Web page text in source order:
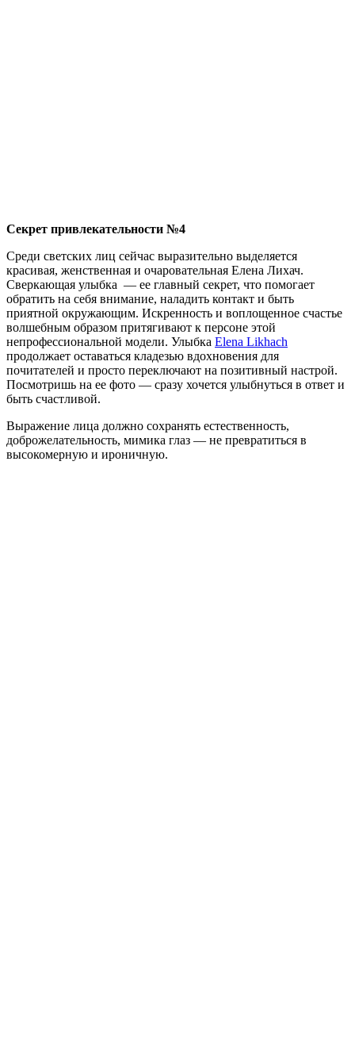
Секрет привлекательности №4
Среди светских лиц сейчас выразительно выделяется
красивая, женственная и очаровательная Елена Лихач.
Сверкающая улыбка — ее главный секрет, что помогает
обратить на себя внимание, наладить контакт и быть
приятной окружающим. Искренность и воплощенное счастье
волшебным образом притягивают к персоне этой
непрофессиональной модели. Улыбка Elena Likhach
продолжает оставаться кладезью вдохновения для
почитателей и просто переключают на позитивный настрой.
Посмотришь на ее фото — сразу хочется улыбнуться в ответ и
быть счастливой.
Выражение лица должно сохранять естественность,
доброжелательность, мимика глаз — не превратиться в
высокомерную и ироничную.